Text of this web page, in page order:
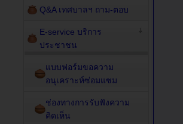
Q&A เทศบาลฯ ถาม-ตอบ
E-service บริการ
ประชาชน
แบบฟอร์มขอความ
อนุเคราะห์ซ่อมแซม
ช่องทางการรับฟังความ
คิดเห็น